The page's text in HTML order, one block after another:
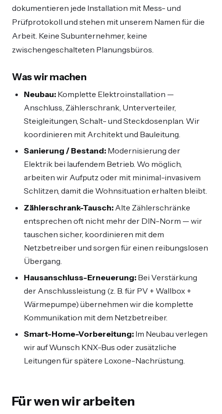
dokumentieren jede Installation mit Mess- und
Prüfprotokoll und stehen mit unserem Namen für die
Arbeit. Keine Subunternehmer, keine
zwischengeschalteten Planungsbüros.
Was wir machen
Neubau: Komplette Elektroinstallation —
Anschluss, Zählerschrank, Unterverteiler,
Steigleitungen, Schalt- und Steckdosenplan. Wir
koordinieren mit Architekt und Bauleitung.
Sanierung / Bestand: Modernisierung der
Elektrik bei laufendem Betrieb. Wo möglich,
arbeiten wir Aufputz oder mit minimal-invasivem
Schlitzen, damit die Wohnsituation erhalten bleibt.
Zählerschrank-Tausch: Alte Zählerschränke
entsprechen oft nicht mehr der DIN-Norm — wir
tauschen sicher, koordinieren mit dem
Netzbetreiber und sorgen für einen reibungslosen
Übergang.
Hausanschluss-Erneuerung: Bei Verstärkung
der Anschlussleistung (z. B. für PV + Wallbox +
Wärmepumpe) übernehmen wir die komplette
Kommunikation mit dem Netzbetreiber.
Smart-Home-Vorbereitung: Im Neubau verlegen
wir auf Wunsch KNX-Bus oder zusätzliche
Leitungen für spätere Loxone-Nachrüstung.
Für wen wir arbeiten